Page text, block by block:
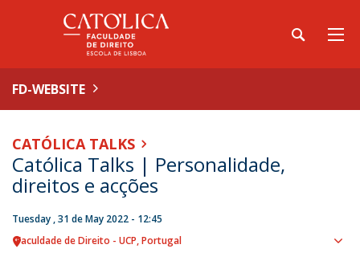
FD-WEBSITE
CATÓLICA TALKS
Católica Talks | Personalidade,
direitos e acções
Tuesday , 31 de May 2022 - 12:45
Faculdade de Direito - UCP Portugal